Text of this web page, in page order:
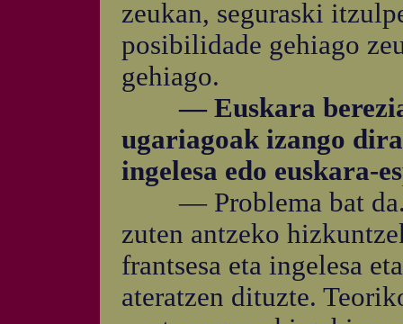
zeukan, seguraski
posibilidade gehiago
gehiago.
— Euskara berezia
ugariagoak izango
ingelesa edo euskara-
— Problema bat da.
zuten antzeko
frantsesa eta ingelesa
ateratzen dituzte.